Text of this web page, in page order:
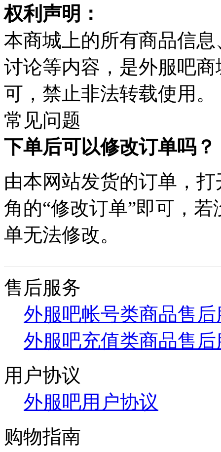
权利声明：
本商城上的所有商品信
讨论等内容，是外服吧
可，禁止非法转载使用。
常见问题
下单后可以修改订单吗？
由本网站发货的订单，
角的“修改订单”即可，
单无法修改。
售后服务
外服吧帐号类商品售后
外服吧充值类商品售后
用户协议
外服吧用户协议
购物指南